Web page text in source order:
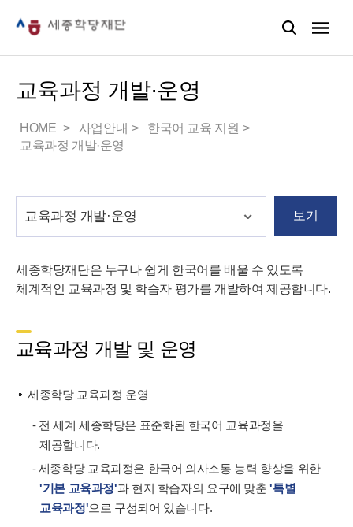
교육과정 개발·운영
HOME 사업안내
한국어 교육 지원
교육과정 개발·운영
보기
세종학당재단은 누구나 쉽게 한국어를 배울 수 있도록
체계적인 교육과정 및 학습자 평가를 개발하여 제공합니다.
교육과정 개발 및 운영
세종학당 교육과정 운영
- 전 세계 세종학당은 표준화된 한국어 교육과정을
제공합니다.
- 세종학당 교육과정은 한국어 의사소통 능력 향상을 위한
'기본 교육과정'과 현지 학습자의 요구에 맞춘'특별
교육과정'으로 구성되어 있습니다.